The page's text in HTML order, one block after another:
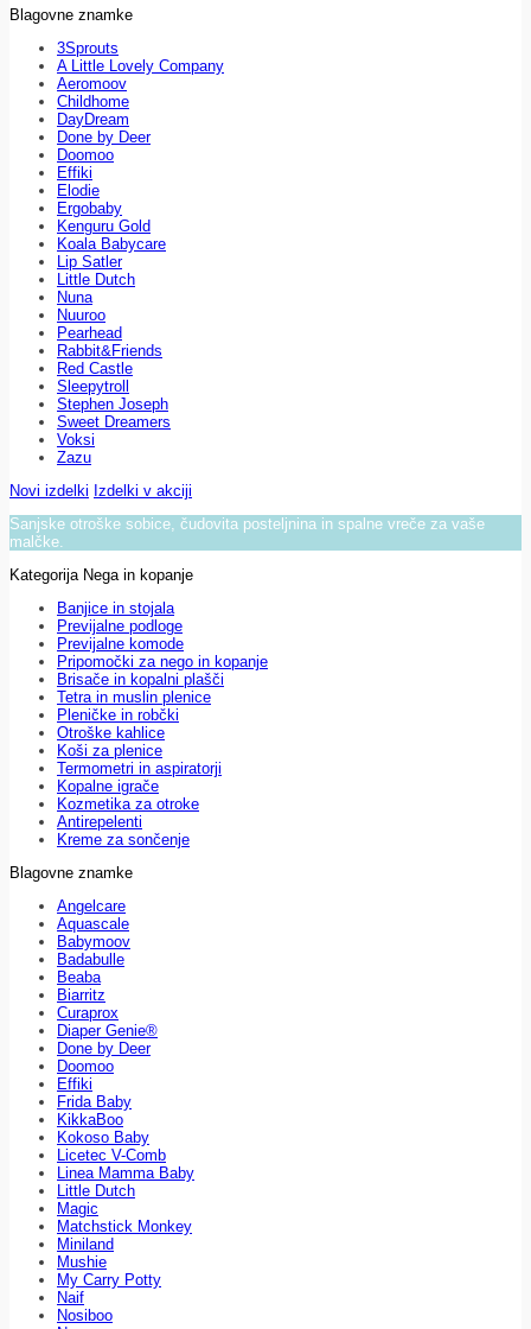
Blagovne znamke
3Sprouts
A Little Lovely Company
Aeromoov
Childhome
DayDream
Done by Deer
Doomoo
Effiki
Elodie
Ergobaby
Kenguru Gold
Koala Babycare
Lip Satler
Little Dutch
Nuna
Nuuroo
Pearhead
Rabbit&Friends
Red Castle
Sleepytroll
Stephen Joseph
Sweet Dreamers
Voksi
Zazu
Novi izdelki Izdelki v akciji
Sanjske otroške sobice, čudovita posteljnina in spalne vreče za vaše
malčke.
Kategorija Nega in kopanje
Banjice in stojala
Previjalne podloge
Previjalne komode
Pripomočki za nego in kopanje
Brisače in kopalni plašči
Tetra in muslin plenice
Pleničke in robčki
Otroške kahlice
Koši za plenice
Termometri in aspiratorji
Kopalne igrače
Kozmetika za otroke
Antirepelenti
Kreme za sončenje
Blagovne znamke
Angelcare
Aquascale
Babymoov
Badabulle
Beaba
Biarritz
Curaprox
Diaper Genie®
Done by Deer
Doomoo
Effiki
Frida Baby
KikkaBoo
Kokoso Baby
Licetec V-Comb
Linea Mamma Baby
Little Dutch
Magic
Matchstick Monkey
Miniland
Mushie
My Carry Potty
Naif
Nosiboo